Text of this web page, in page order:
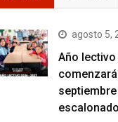
agosto 5,
Año